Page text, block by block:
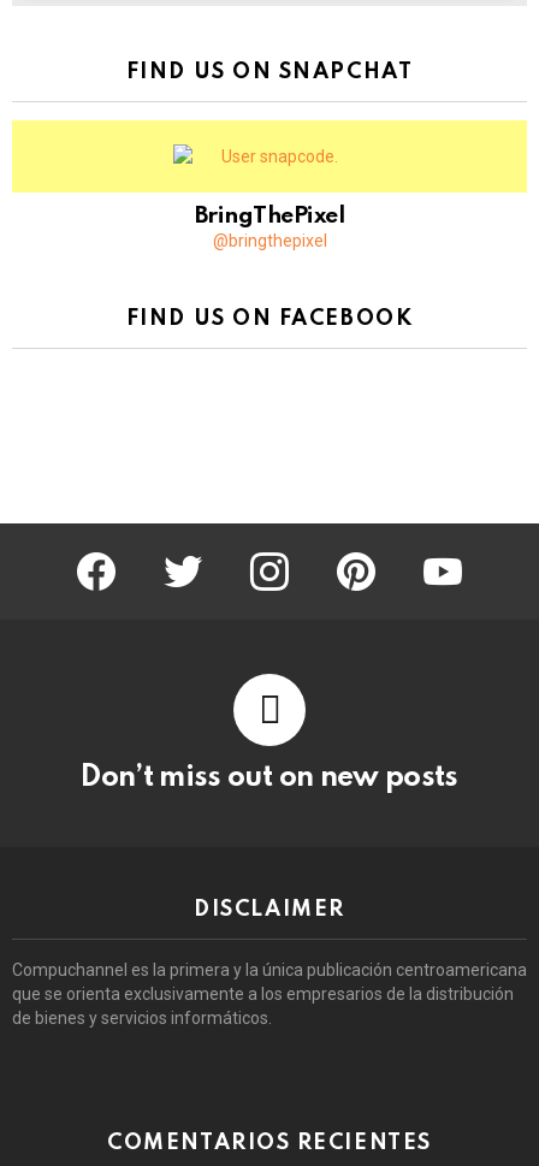
FIND US ON SNAPCHAT
BringThePixel
@bringthepixel
FIND US ON FACEBOOK
facebook twitter instagram pinterest
Don’t miss out on new posts
DISCLAIMER
Compuchannel es la primera y la única publicación centroamericana
que se orienta exclusivamente a los empresarios de la distribución
de bienes y servicios informáticos.
COMENTARIOS RECIENTES